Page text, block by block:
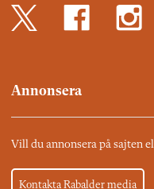
Annonsera
Vill du annonsera på sajten
Kontakta Rabalder media